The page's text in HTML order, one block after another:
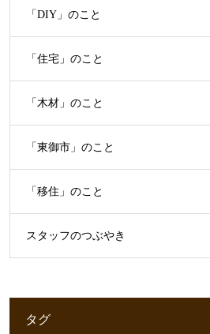
「DIY」のこと
「住宅」のこと
「木材」のこと
「東御市」のこと
「移住」のこと
スタッフのつぶやき
タグ